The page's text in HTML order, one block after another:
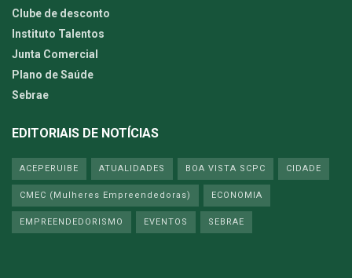
Clube de desconto
Instituto Talentos
Junta Comercial
Plano de Saúde
Sebrae
EDITORIAIS DE NOTÍCIAS
ACEPERUIBE ATUALIDADES BOA VISTA SCPC CIDADE
CMEC (Mulheres Empreendedoras) ECONOMIA
EMPREENDEDORISMO EVENTOS SEBRAE